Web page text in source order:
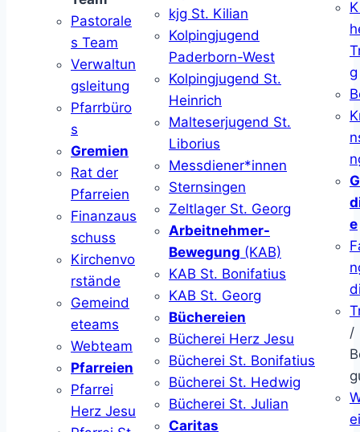
Pastorale
s Team
Verwaltun
gsleitung
Pfarrbüro
s
Gremien
Rat der
Pfarreien
Finanzaus
schuss
Kirchenvo
rstände
Gemeind
eteams
Webteam
Pfarreien
Pfarrei
Herz Jesu
kjg St. Kilian
Kolpingjugend
Paderborn-West
Kolpingjugend St.
Heinrich
Malteserjugend St.
Liborius
Messdiener*innen
Sternsingen
Zeltlager St. Georg
Arbeitnehmer-
Bewegung (KAB)
KAB St. Bonifatius
KAB St. Georg
Büchereien
Bücherei Herz Jesu
Bücherei St. Bonifatius
Bücherei St. Hedwig
Bücherei St. Julian
Caritas
g
e
/